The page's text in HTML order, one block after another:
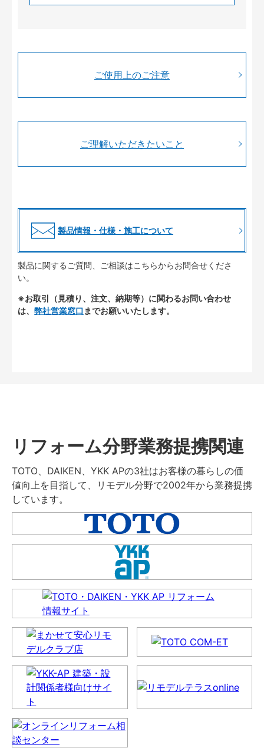
ご使用上のご注意
ご理解いただきたいこと
製品情報・仕様・施工について
製品に関するご質問、ご相談はこちらからお問合せくださ
い。
※お取引（見積り、注文、納期等）に関わるお問い合わせ
は、 弊社営業窓口 までお願いいたします。
リフォーム分野業務提携関連
TOTO、DAIKEN、YKK APの3社はお客様の暮らしの価
値向上を目指して、リモデル分野で2002年から業務提携
しています。